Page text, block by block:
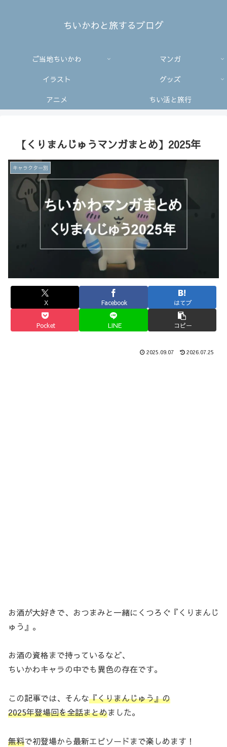
ちいかわと旅するブログ
ご当地ちいかわ
マンガ
イラスト
グッズ
アニメ
ちい活と旅行
【くりまんじゅうマンガまとめ】2025年
キャラクター別
X Facebook はてブ
Pocket LINE コピー
2025.09.07 2026.07.25
お酒が大好きで、おつまみと一緒にくつろぐ『くりまんじ
ゅう』。
お酒の資格まで持っているなど、
ちいかわキャラの中でも異色の存在です。
この記事では、そんな『くりまんじゅう』の
2025年登場回を全話まとめました。
無料で初登場から最新エピソードまで楽しめます！